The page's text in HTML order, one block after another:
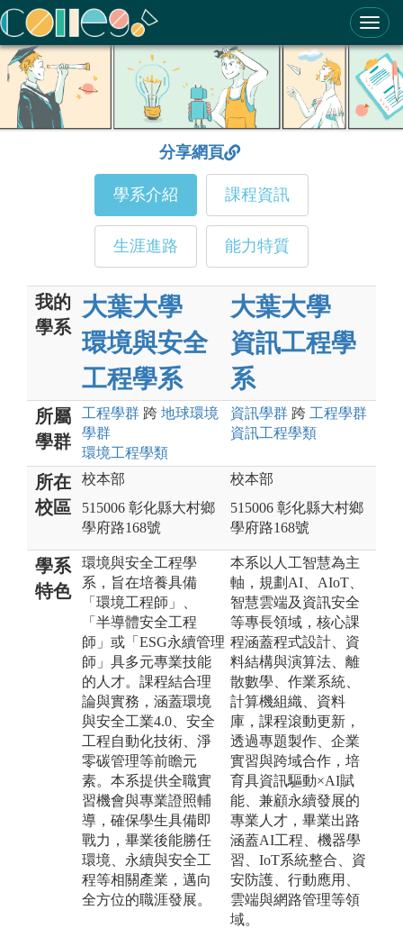
ColleGo! 大學選才與高中育才輔助系統
分享網頁
學系介紹 課程資訊
生涯進路 能力特質
我的
學系
大葉大學
環境與安全
工程學系
大葉大學
資訊工程學
系
所屬
學群
工程學群 跨 地球環境
學群
環境工程學類
資訊學群 跨 工程學群
資訊工程學類
所在
校區
校本部
515006 彰化縣大村鄉
學府路168號
校本部
515006 彰化縣大村鄉
學府路168號
學系
特色
環境與安全工程學
系，旨在培養具備
「環境工程師」、
「半導體安全工程
師」或「ESG永續管理
師」具多元專業技能
的人才。課程結合理
論與實務，涵蓋環境
與安全工業4.0、安全
工程自動化技術、淨
零碳管理等前瞻元
素。本系提供全職實
習機會與專業證照輔
導，確保學生具備即
戰力，畢業後能勝任
環境、永續與安全工
程等相關產業，邁向
全方位的職涯發展。
本系以人工智慧為主
軸，規劃AI、AIoT、
智慧雲端及資訊安全
等專長領域，核心課
程涵蓋程式設計、資
料結構與演算法、離
散數學、作業系統、
計算機組織、資料
庫，課程滾動更新，
透過專題製作、企業
實習與跨域合作，培
育具資訊驅動×AI賦
能、兼顧永續發展的
專業人才，畢業出路
涵蓋AI工程、機器學
習、IoT系統整合、資
安防護、行動應用、
雲端與網路管理等領
域。